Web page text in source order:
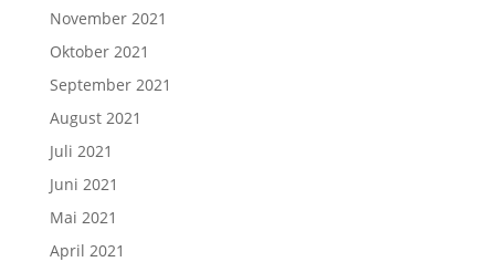
November 2021
Oktober 2021
September 2021
August 2021
Juli 2021
Juni 2021
Mai 2021
April 2021